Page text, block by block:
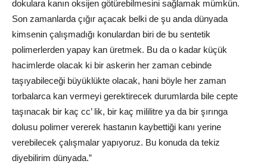
dokulara kanın oksijen götürebilmesini sağlamak mümkün.
Son zamanlarda çığır açacak belki de şu anda dünyada
kimsenin çalışmadığı konulardan biri de bu sentetik
polimerlerden yapay kan üretmek. Bu da o kadar küçük
hacimlerde olacak ki bir askerin her zaman cebinde
taşıyabileceği büyüklükte olacak, hani böyle her zaman
torbalarca kan vermeyi gerektirecek durumlarda bile cepte
taşınacak bir kaç cc’ lik, bir kaç mililitre ya da bir şırınga
dolusu polimer vererek hastanın kaybettiği kanı yerine
verebilecek çalışmalar yapıyoruz. Bu konuda da tekiz
diyebilirim dünyada.”